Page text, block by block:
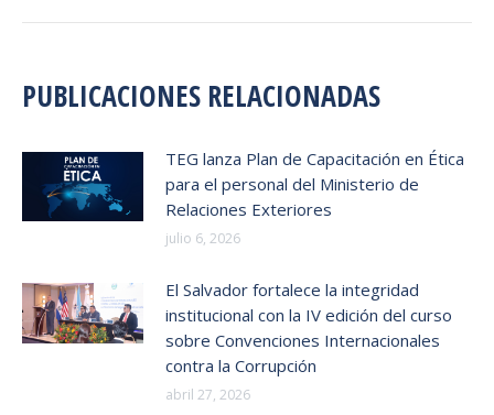
PUBLICACIONES RELACIONADAS
TEG lanza Plan de Capacitación en Ética
para el personal del Ministerio de
Relaciones Exteriores
julio 6, 2026
El Salvador fortalece la integridad
institucional con la IV edición del curso
sobre Convenciones Internacionales
contra la Corrupción
abril 27, 2026